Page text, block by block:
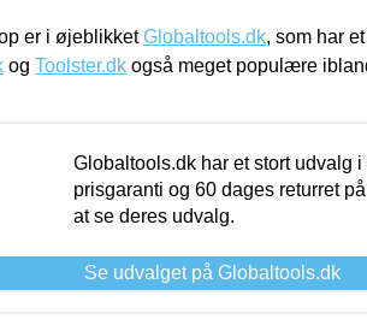
er i øjeblikketGlobaltools.dk, som har
og Toolster.dk også meget populære
Globaltools.dk har et stort udvalg
prisgaranti og 60 dages returret
at se deres udvalg.
Se udvalget på Globaltools.dk